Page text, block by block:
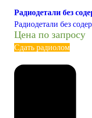
Радиодетали без
Радиодетали без
Цена по запросу
Сдать радиолом